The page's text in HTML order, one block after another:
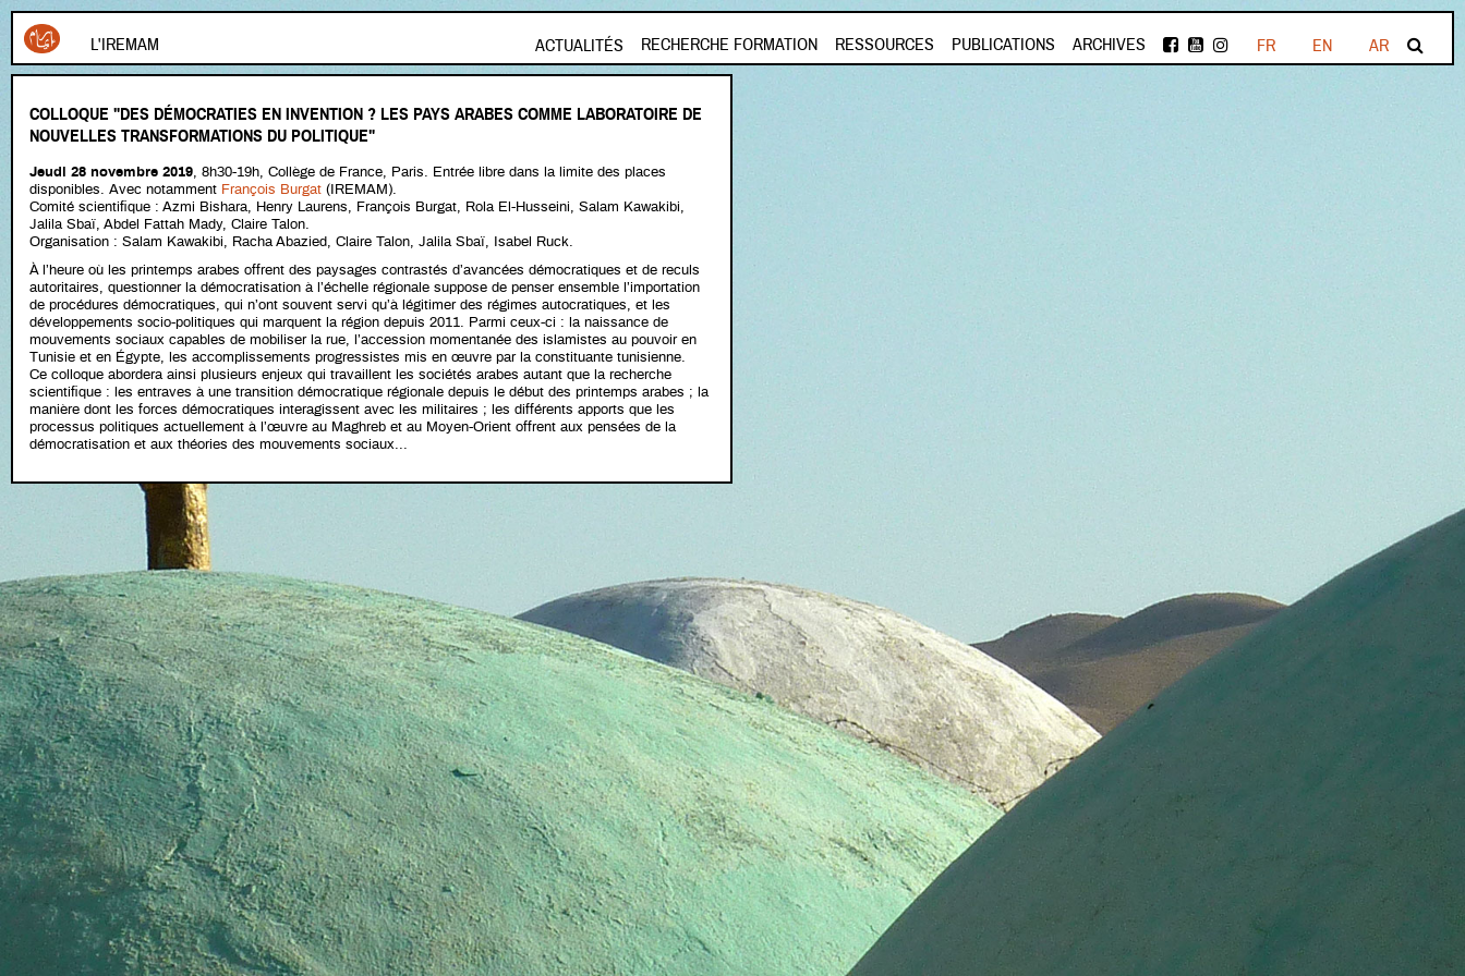
Aller au contenu principal
L'IREMAM ACTUALITÉS RECHERCHE FORMATION RESSOURCES PUBLICATIONS ARCHIVES FR EN AR
COLLOQUE "DES DÉMOCRATIES EN INVENTION ? LES PAYS ARABES COMME LABORATOIRE DE
NOUVELLES TRANSFORMATIONS DU POLITIQUE"
Jeudi 28 novembre 2019, 8h30-19h, Collège de France, Paris. Entrée libre dans la limite des places
disponibles. Avec notamment François Burgat (IREMAM).
Comité scientifique : Azmi Bishara, Henry Laurens, François Burgat, Rola El-Husseini, Salam Kawakibi,
Jalila Sbaï, Abdel Fattah Mady, Claire Talon.
Organisation : Salam Kawakibi, Racha Abazied, Claire Talon, Jalila Sbaï, Isabel Ruck.
À l’heure où les printemps arabes offrent des paysages contrastés d’avancées démocratiques et de reculs
autoritaires, questionner la démocratisation à l’échelle régionale suppose de penser ensemble l’importation
de procédures démocratiques, qui n’ont souvent servi qu’à légitimer des régimes autocratiques, et les
développements socio-politiques qui marquent la région depuis 2011. Parmi ceux-ci : la naissance de
mouvements sociaux capables de mobiliser la rue, l’accession momentanée des islamistes au pouvoir en
Tunisie et en Égypte, les accomplissements progressistes mis en œuvre par la constituante tunisienne.
Ce colloque abordera ainsi plusieurs enjeux qui travaillent les sociétés arabes autant que la recherche
scientifique : les entraves à une transition démocratique régionale depuis le début des printemps arabes ; la
manière dont les forces démocratiques interagissent avec les militaires ; les différents apports que les
processus politiques actuellement à l’œuvre au Maghreb et au Moyen-Orient offrent aux pensées de la
démocratisation et aux théories des mouvements sociaux...